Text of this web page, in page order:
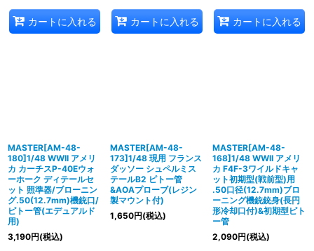
カートに入れる カートに入れる カートに入れる
MASTER[AM-48-
180]1/48 WWII アメリ
カ カーチスP-40Eウォ
ーホーク ディテールセ
ット 照準器/ブローニン
グ.50(12.7mm)機銃口/
ピトー管(エデュアルド
用)
3,190円(税込)
MASTER[AM-48-
173]1/48 現用 フランス
ダッソー シュペルミス
テールB2 ピトー管
&AOAプローブ(レジン
製マウント付)
1,650円(税込)
MASTER[AM-48-
168]1/48 WWII アメリ
カ F4F-3ワイルドキャ
ット初期型(戦前型)用
.50口径(12.7mm)ブロ
ーニング機銃銃身(長円
形冷却口付)&初期型ピト
ー管
2,090円(税込)